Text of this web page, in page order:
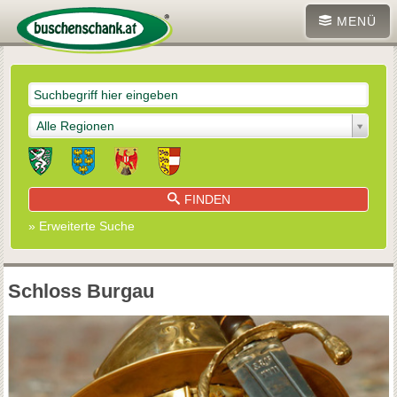
MENÜ
Alle Regionen
FINDEN
» Erweiterte Suche
Schloss Burgau